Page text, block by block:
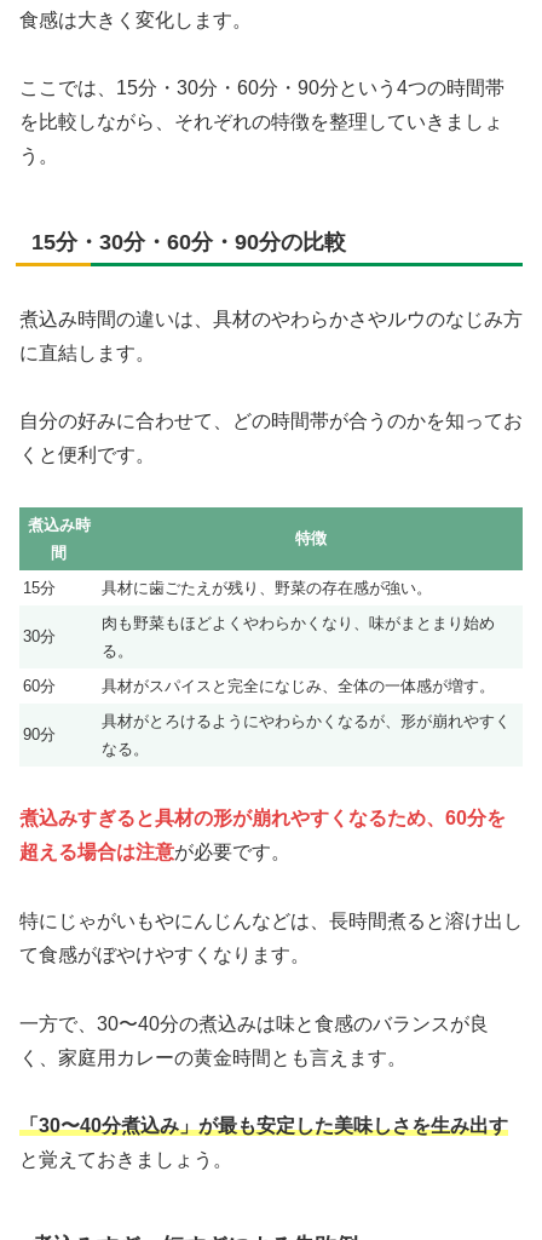
食感は大きく変化します。
ここでは、15分・30分・60分・90分という4つの時間帯
を比較しながら、それぞれの特徴を整理していきましょ
う。
15分・30分・60分・90分の比較
煮込み時間の違いは、具材のやわらかさやルウのなじみ方
に直結します。
自分の好みに合わせて、どの時間帯が合うのかを知ってお
くと便利です。
煮込み時
間
特徴
15分 具材に歯ごたえが残り、野菜の存在感が強い。
30分
肉も野菜もほどよくやわらかくなり、味がまとまり始め
る。
60分
具材がスパイスと完全になじみ、全体の一体感が増す。
90分
具材がとろけるようにやわらかくなるが、形が崩れやすく
なる。
煮込みすぎると具材の形が崩れやすくなるため、60分を
超える場合は注意が必要です。
特にじゃがいもやにんじんなどは、長時間煮ると溶け出し
て食感がぼやけやすくなります。
一方で、30〜40分の煮込みは味と食感のバランスが良
く、家庭用カレーの黄金時間とも言えます。
「30〜40分煮込み」が最も安定した美味しさを生み出す
と覚えておきましょう。